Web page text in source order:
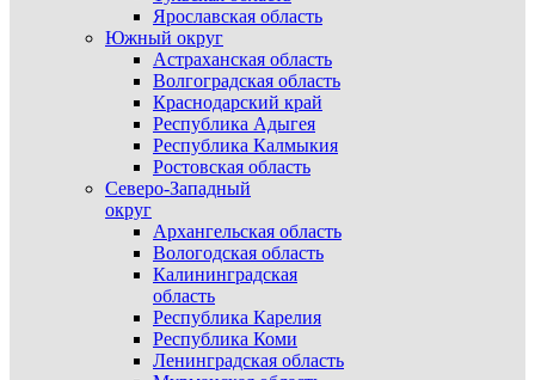
Ярославская область
Южный округ
Астраханская область
Волгоградская область
Краснодарский край
Республика Адыгея
Республика Калмыкия
Ростовская область
Северо-Западный
округ
Архангельская область
Вологодская область
Калининградская
область
Республика Карелия
Республика Коми
Ленинградская область